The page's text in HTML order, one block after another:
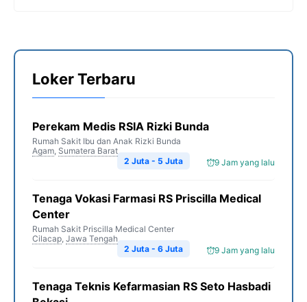
Loker Terbaru
Perekam Medis RSIA Rizki Bunda
Rumah Sakit Ibu dan Anak Rizki Bunda
Agam, Sumatera Barat
9 Jam yang lalu
2 Juta - 5 Juta
Tenaga Vokasi Farmasi RS Priscilla Medical
Center
Rumah Sakit Priscilla Medical Center
Cilacap, Jawa Tengah
9 Jam yang lalu
2 Juta - 6 Juta
Tenaga Teknis Kefarmasian RS Seto Hasbadi